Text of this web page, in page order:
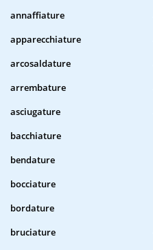
annaffiature
apparecchiature
arcosaldature
arrembature
asciugature
bacchiature
bendature
bocciature
bordature
bruciature